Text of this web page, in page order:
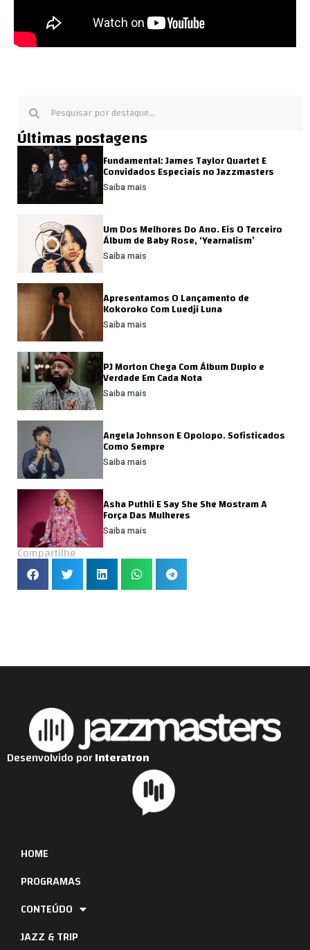
Últimas postagens
Fundamental: James Taylor Quartet E
Convidados Especiais no Jazzmasters
Saiba mais
Um Dos Melhores Do Ano. Eis O Terceiro
Álbum de Baby Rose, ‘Yearnalism’
Saiba mais
Apresentamos O Lançamento de
Kokoroko Com Luedji Luna
Saiba mais
PJ Morton Chega Com Álbum Duplo e
Verdade Em Cada Nota
Saiba mais
Angela Johnson E Opolopo. Sofisticados
Como Sempre
Saiba mais
Asha Puthli E Say She She Mostram A
Força Das Mulheres
Saiba mais
Compartilhe
HOME
PROGRAMAS
CONTEÚDO
JAZZ & TRIP
Desenvolvido porInteratron